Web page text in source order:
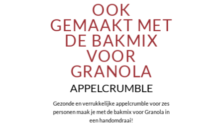
OOK
GEMAAKT MET
DE BAKMIX
VOOR
GRANOLA
APPELCRUMBLE
Gezonde en verrukkelijke appelcrumble voor zes
personen maak je met de bakmix voor Granola in
een handomdraai!